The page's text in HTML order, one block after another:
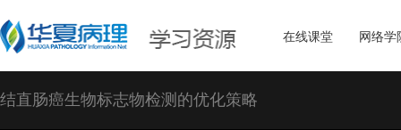
在线课堂 网络学
结直肠癌生物标志物检测的优化策略